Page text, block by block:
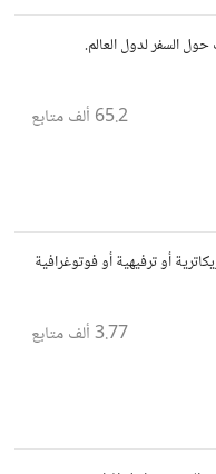
السفر لدول العالم.
65.2 ألف متابع
أو ترفيهية أو فوتوغرافية
3.77 ألف متابع